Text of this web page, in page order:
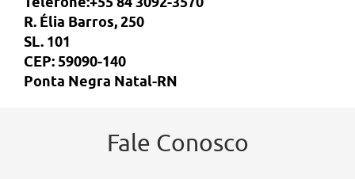
R. Élia Barros, 250
SL. 101
CEP: 59090-140
Ponta Negra Natal-RN
Fale Conosco